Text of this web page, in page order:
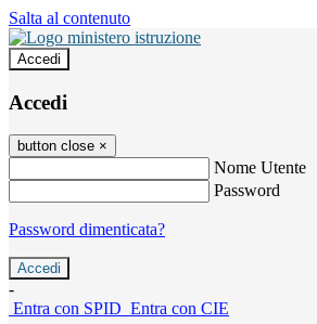
Salta al contenuto
Accedi
Accedi
button close ×
Nome Utente
Password
Password dimenticata?
-
Entra con SPID Entra con CIE